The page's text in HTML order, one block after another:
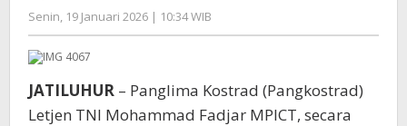
Apresiasi
Terlibat
Senin, 19 Januari 2026 | 10:34 WIB
Editor
JATILUHUR – Panglima Kostrad (Pangkostrad)
Letjen TNI Mohammad Fadjar MPICT, secara